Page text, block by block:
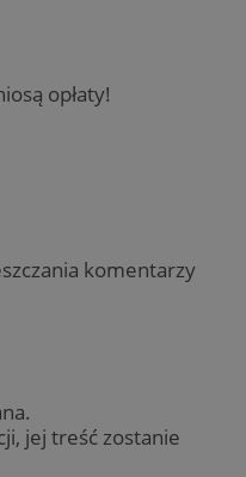
opłaty!
komentarzy
jej treść zostanie